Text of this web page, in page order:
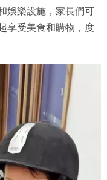
娛樂設施，家長們可
享受美食和購物，度